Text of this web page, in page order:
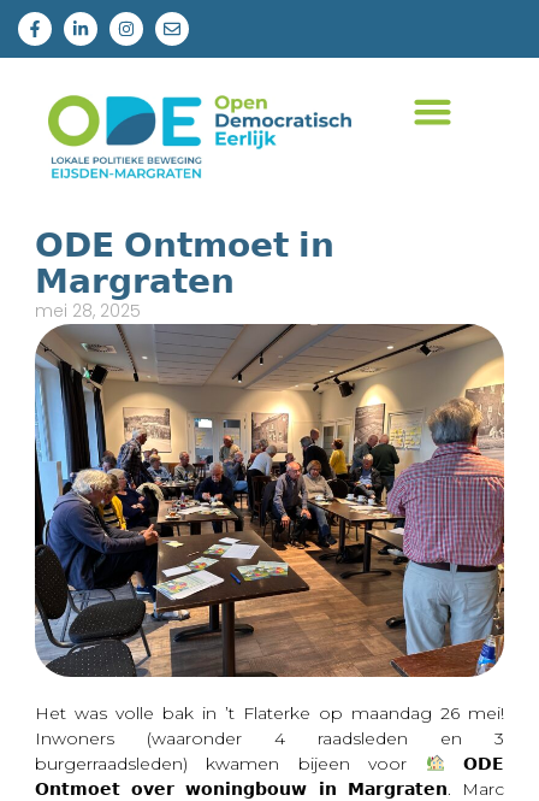
𝗢𝗗𝗘 𝗢𝗻𝘁𝗺𝗼𝗲𝘁 𝗶𝗻
𝗠𝗮𝗿𝗴𝗿𝗮𝘁𝗲𝗻
mei 28, 2025
Het was volle bak in ’t Flaterke op maandag 26 mei!
Inwoners (waaronder 4 raadsleden en 3
burgerraadsleden) kwamen bijeen voor
𝗢𝗗𝗘
𝗢𝗻𝘁𝗺𝗼𝗲𝘁 𝗼𝘃𝗲𝗿 𝘄𝗼𝗻𝗶𝗻𝗴𝗯𝗼𝘂𝘄 𝗶𝗻 𝗠𝗮𝗿𝗴𝗿𝗮𝘁𝗲𝗻. Marc